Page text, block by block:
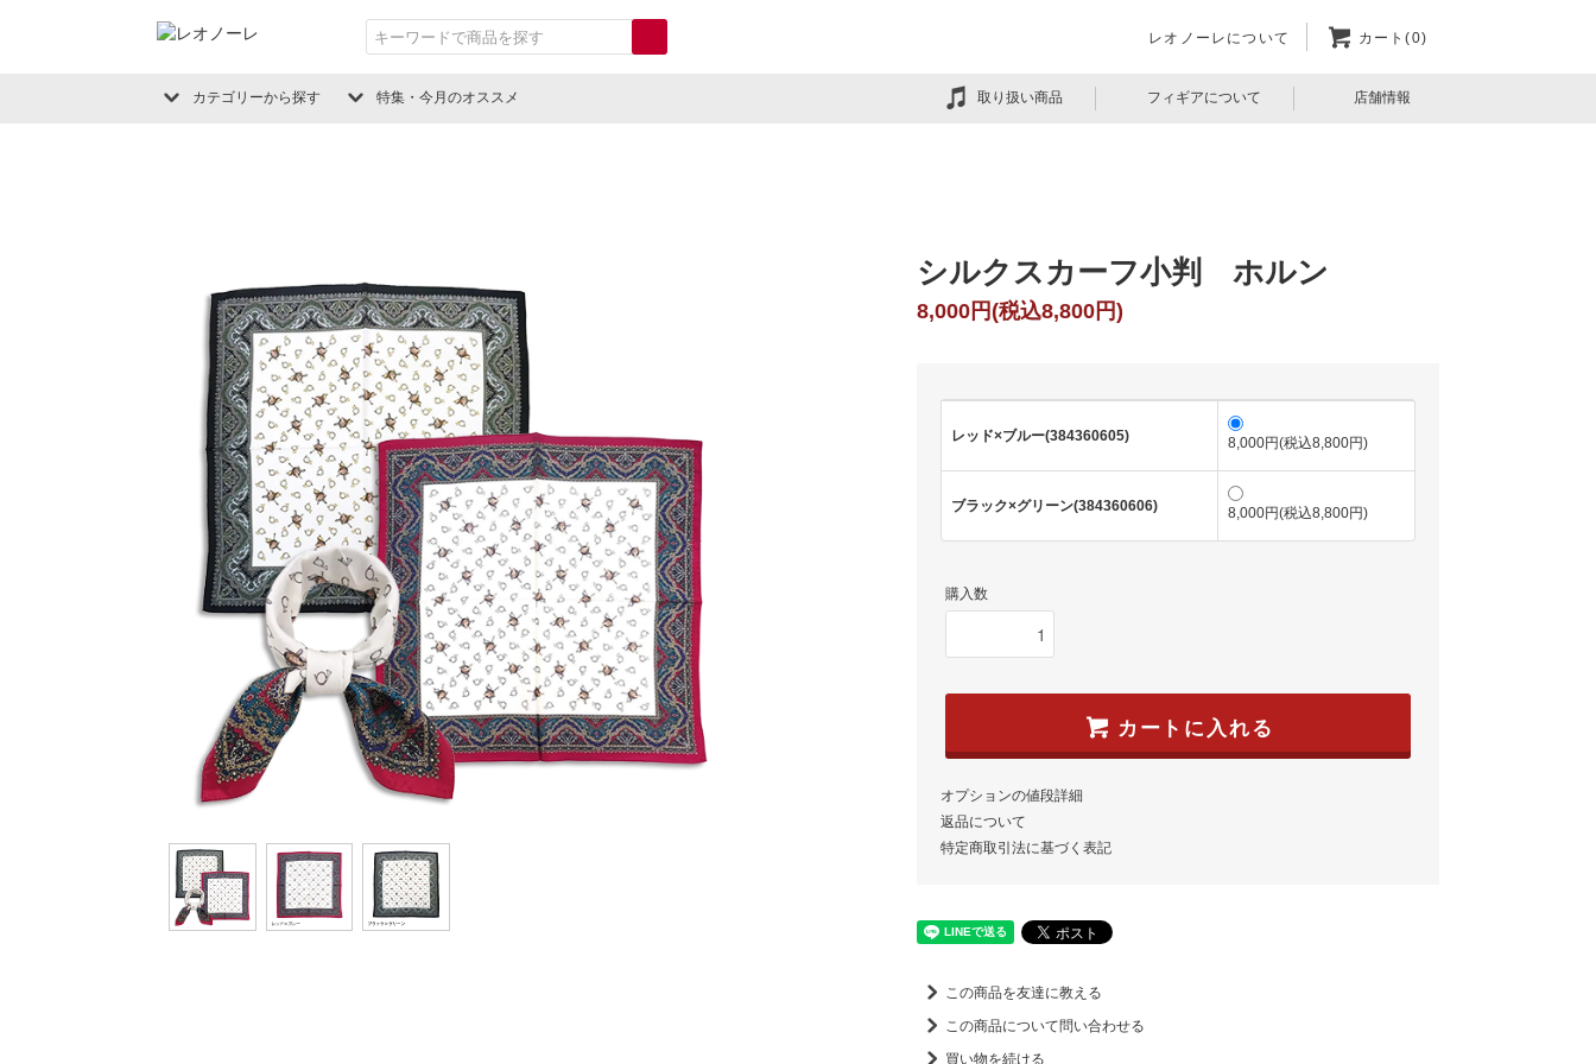
レオノーレについて カート(0)
カテゴリーから探す 特集・今月のオススメ 取り扱い商品 フィギアについて 店舗情報
シルクスカーフ小判 ホルン
8,000円(税込8,800円)
レッド×ブルー(384360605) 8,000円(税込8,800円)
ブラック×グリーン(384360606) 8,000円(税込8,800円)
購入数
カートに入れる
オプションの値段詳細
返品について
特定商取引法に基づく表記
この商品を友達に教える
この商品について問い合わせる
買い物を続ける